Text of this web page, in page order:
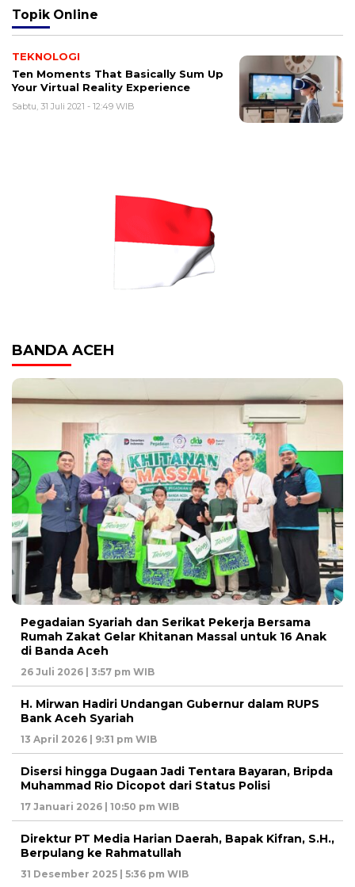
Topik Online
TEKNOLOGI
Ten Moments That Basically Sum Up
Your Virtual Reality Experience
Sabtu, 31 Juli 2021 - 12:49 WIB
BANDA ACEH
Pegadaian Syariah dan Serikat Pekerja Bersama
Rumah Zakat Gelar Khitanan Massal untuk 16 Anak
di Banda Aceh
26 Juli 2026 | 3:57 pm WIB
H. Mirwan Hadiri Undangan Gubernur dalam RUPS
Bank Aceh Syariah
13 April 2026 | 9:31 pm WIB
Disersi hingga Dugaan Jadi Tentara Bayaran, Bripda
Muhammad Rio Dicopot dari Status Polisi
17 Januari 2026 | 10:50 pm WIB
Direktur PT Media Harian Daerah, Bapak Kifran, S.H.,
Berpulang ke Rahmatullah
31 Desember 2025 | 5:36 pm WIB